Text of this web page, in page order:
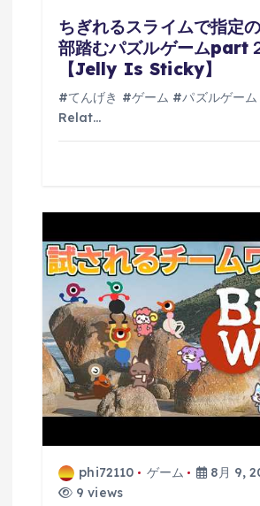
ちぎれるスライムで指定
部踏むパズルゲームpart
【Jelly Is Sticky】
#てんげき #ゲーム #パズルゲー
Relat…
phi72110 ゲーム
8月 9,
9 views